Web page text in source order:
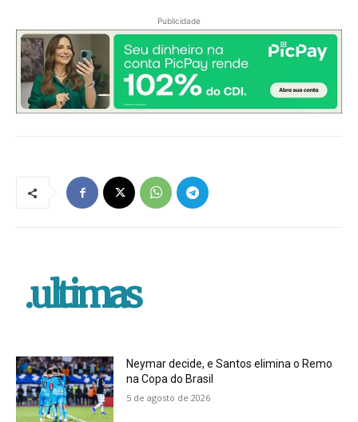
Publicidade
.ultimas
Neymar decide, e Santos elimina o Remo
na Copa do Brasil
5 de agosto de 2026